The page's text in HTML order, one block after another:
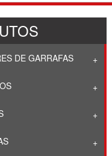
DE GARRAFAS